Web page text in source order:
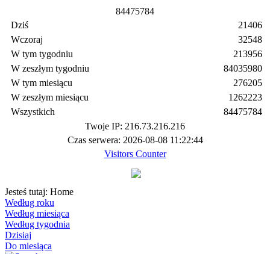
84475784
Dziś
Wczoraj
W tym tygodniu
W zeszłym tygodniu
W tym miesiącu
W zeszłym miesiącu
Wszystkich
21406
32548
213956
84035980
276205
1262223
84475784
Twoje IP: 216.73.216.216
Czas serwera: 2026-08-08 11:22:44
Visitors Counter
Jesteś tutaj: Home
Według roku
Według miesiąca
Według tygodnia
Dzisiaj
Do miesiąca